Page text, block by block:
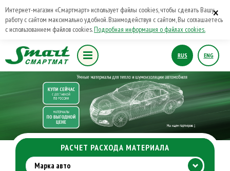
×
Интернет-магазин «Смартмарт» использует файлы cookies, чтобы сделать Вашу
работу с сайтом максимально удобной. Взаимодействуя с сайтом, Вы соглашаетесь
с использованием файлов cookies.Подробная информация о файлах cookies.
RUS ENG
РАСЧЕТ РАСХОДА МАТЕРИАЛА
Марка авто